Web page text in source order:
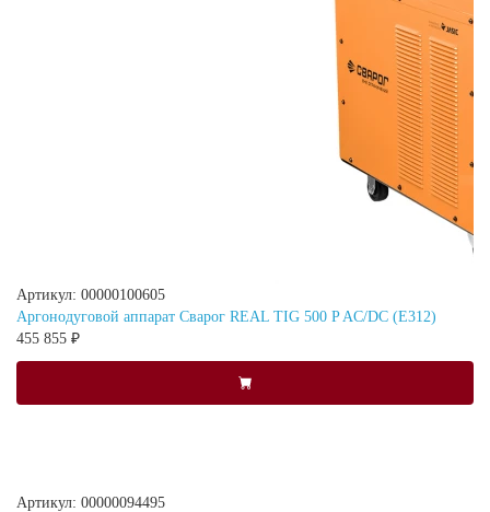
Артикул: 00000100605
Аргонодуговой аппарат Сварог REAL TIG 500 P AC/DC (E312)
455 855 ₽
Артикул: 00000094495